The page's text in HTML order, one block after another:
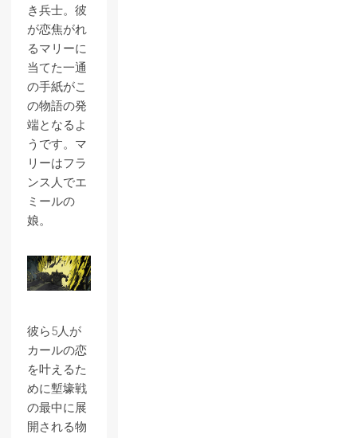
き兵士。彼
が恋焦がれ
るマリーに
当てた一通
の手紙がこ
の物語の発
端となるよ
うです。マ
リーはフラ
ンス人でエ
ミールの
娘。
彼ら5人が
カールの恋
を叶えるた
めに塹壕戦
の最中に展
開される物